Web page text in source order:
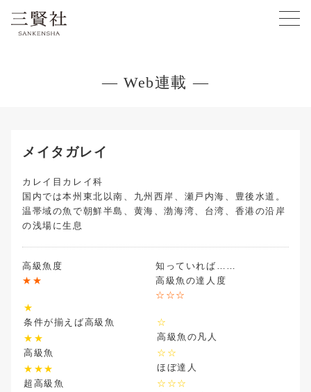
— Web連載 —
メイタガレイ
カレイ目カレイ科
国内では本州東北以南、九州西岸、瀬戸内海、豊後水道。
温帯域の魚で朝鮮半島、黄海、渤海湾、台湾、香港の沿岸
の浅場に生息
高級魚度
★★
★
条件が揃えば高級魚
★★
高級魚
★★★
超高級魚
高級魚の達人度
☆☆☆
☆
高級魚の凡人
☆☆
ほぼ達人
☆☆☆